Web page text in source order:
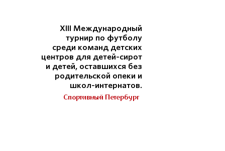
XIII Международный
турнир по футболу
среди команд детских
центров для детей-сирот
и детей, оставшихся без
родительской опеки и
школ-интернатов.
Спортивный Петербург